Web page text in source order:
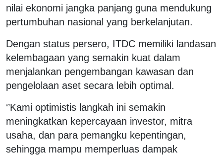
nilai ekonomi jangka panjang guna mendukung
pertumbuhan nasional yang berkelanjutan.
Dengan status persero, ITDC memiliki landasan
kelembagaan yang semakin kuat dalam
menjalankan pengembangan kawasan dan
pengelolaan aset secara lebih optimal.
‘’Kami optimistis langkah ini semakin
meningkatkan kepercayaan investor, mitra
usaha, dan para pemangku kepentingan,
sehingga mampu memperluas dampak